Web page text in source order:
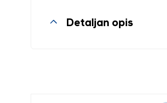
Detaljan opis